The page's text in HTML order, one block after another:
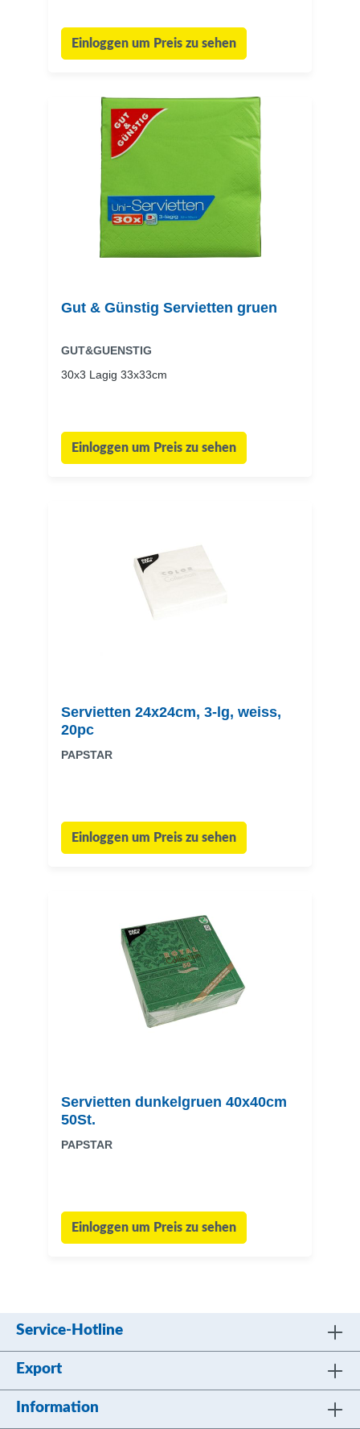
Einloggen um Preis zu sehen
Gut & Günstig Servietten gruen
GUT&GUENSTIG
30x3 Lagig 33x33cm
Einloggen um Preis zu sehen
Servietten 24x24cm, 3-lg, weiss,
20pc
PAPSTAR
Einloggen um Preis zu sehen
Servietten dunkelgruen 40x40cm
50St.
PAPSTAR
Einloggen um Preis zu sehen
Service-Hotline
Export
Information